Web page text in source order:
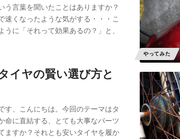
やってみた
う言葉を聞いたことはありますか？
速くなったような気がする・・・こ
に「それって効果あるの？」と、
イヤの賢い選び方と
す、こんにちは。今回のテーマはタ
命に直結する、とても大事なパーツ
ますか？それとも安いタイヤを履か